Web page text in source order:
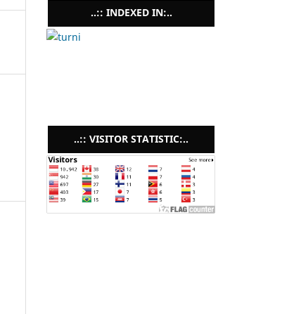
..:: INDEXED IN:..
..:: VISITOR STATISTIC:..